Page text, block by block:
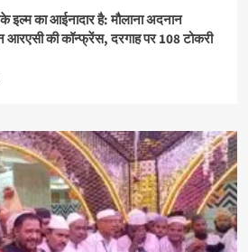
का आईनादार है: मौलाना अदनान
आरएसी की कॉन्फ्रेंस, दरगाह पर 108 टोकरी